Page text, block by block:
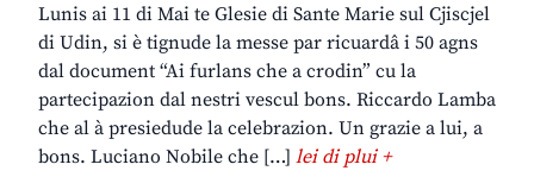
Lunis ai 11 di Mai te Glesie di Sante Marie sul Cjiscjel
di Udin, si è tignude la messe par ricuardâ i 50 agns
dal document “Ai furlans che a crodin” cu la
partecipazion dal nestri vescul bons. Riccardo Lamba
che al à presiedude la celebrazion. Un grazie a lui, a
bons. Luciano Nobile che […] lei di plui +